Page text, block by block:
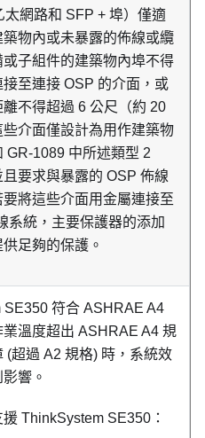
太網路和 SFP + 埠）僅適
築物內或未暴露的佈線或纜
或子組件的建築物內埠不得
接至連接 OSP 的介面，或
不得超過 6 公尺（約 20
些介面僅設計為用作建築物
GR-1089 中所述類型 2
要求與暴露的 OSP 佈線
要將這些介面用金屬連接至
系統，主要保護器的添加
足夠的保護。
SE350 符合 ASHRAE A4
溫度超出 ASHRAE A4 規
(超過 A2 規格) 時，系統效
響。
援 ThinkSystem SE350 ：